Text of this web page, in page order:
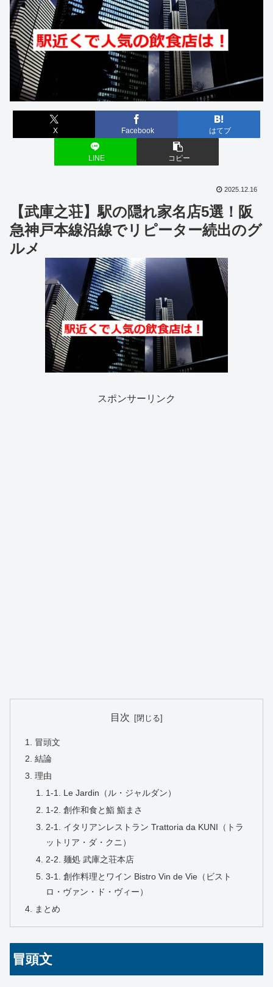
X Facebook はてブ
LINE コピー
2025.12.16
【武庫之荘】駅の隠れ家名店5選！阪
急神戸本線沿線でリピーター続出のグ
ルメ
スポンサーリンク
目次
冒頭文
結論
理由
1-1. Le Jardin（ル・ジャルダン）
1-2. 創作和食と鮨 鮨まさ
2-1. イタリアンレストラン Trattoria da KUNI（トラ
ットリア・ダ・クニ）
2-2. 麺処 武庫之荘本店
3-1. 創作料理とワイン Bistro Vin de Vie（ビスト
ロ・ヴァン・ド・ヴィー）
まとめ
冒頭文